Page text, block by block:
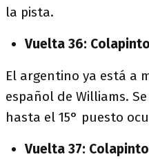
la pista.
Vuelta 36:
El argentino ya está a
español de Williams.
hasta el 15° puesto
Vuelta 37: